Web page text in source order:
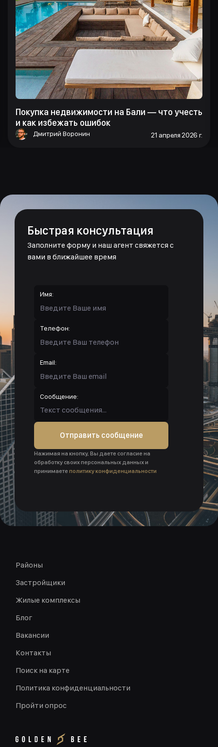
Покупка недвижимости на Бали — что учесть
и как избежать ошибок
Дмитрий Воронин 21 апреля 2026 г.
Быстрая консультация
Заполните форму и наш агент свяжется с
вами в ближайшее время
Имя:
Телефон:
Email:
Сообщение:
Отправить сообщение
Нажимая на кнопку, Вы даете согласие на
обработку своих персональных данных и
принимаете политику конфиденциальности
Районы
Застройщики
Жилые комплексы
Блог
Вакансии
Контакты
Поиск на карте
Политика конфиденциальности
Пройти опрос